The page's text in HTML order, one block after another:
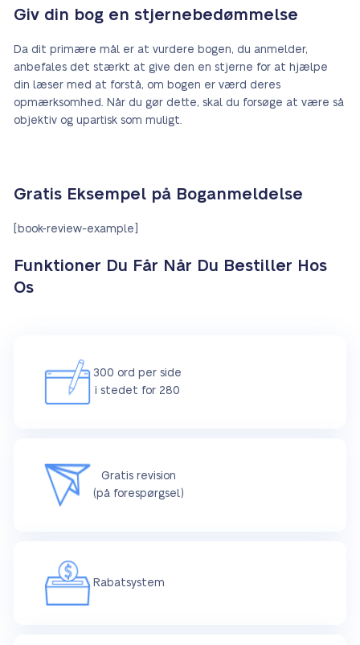
Giv din bog en stjernebedømmelse
Da dit primære mål er at vurdere bogen, du anmelder,
anbefales det stærkt at give den en stjerne for at hjælpe
din læser med at forstå, om bogen er værd deres
opmærksomhed. Når du gør dette, skal du forsøge at være så
objektiv og upartisk som muligt.
Gratis Eksempel på Boganmeldelse
[book-review-example]
Funktioner Du Får Når Du Bestiller Hos
Os
300 ord per side
i stedet for 280
Gratis revision
(på forespørgsel)
Rabatsystem